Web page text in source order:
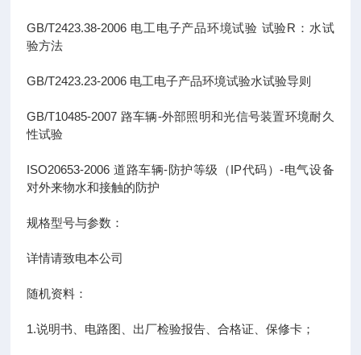
GB/T2423.38-2006 电工电子产品环境试验 试验R：水试
验方法
GB/T2423.23-2006 电工电子产品环境试验水试验导则
GB/T10485-2007 路车辆-外部照明和光信号装置环境耐久
性试验
ISO20653-2006 道路车辆-防护等级（IP代码）-电气设备
对外来物水和接触的防护
规格型号与参数：
详情请致电本公司
随机资料：
1.说明书、电路图、出厂检验报告、合格证、保修卡；